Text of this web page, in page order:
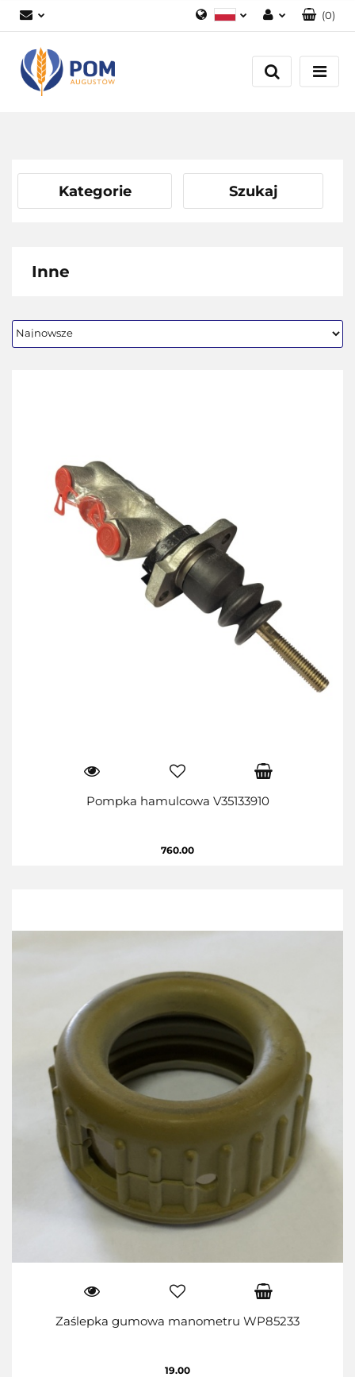
Zaloguj się
Załóż konto
(0)
Kategorie Szukaj
Inne
Pompka hamulcowa V35133910
760.00
Zaślepka gumowa manometru WP85233
19.00